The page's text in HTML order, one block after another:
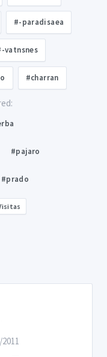
#-paradisaea
vatnsnes
#charran
#pajaro
#prado